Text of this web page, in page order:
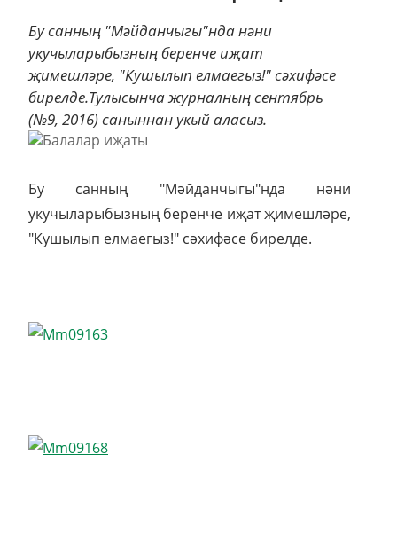
Бу санның "Мәйданчыгы"нда нәни
укучыларыбызның беренче иҗат
җимешләре, "Кушылып елмаегыз!" сәхифәсе
бирелде.Тулысынча журналның сентябрь
(№9, 2016) саныннан укый аласыз.
Бу санның "Мәйданчыгы"нда нәни
укучыларыбызның беренче иҗат җимешләре,
"Кушылып елмаегыз!" сәхифәсе бирелде.